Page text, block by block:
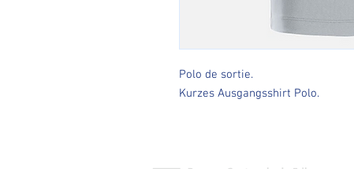
Polo de sortie.
Kurzes Ausgangsshirt Polo.